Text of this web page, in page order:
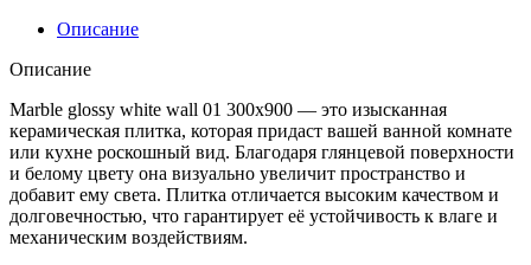
Описание
Описание
Marble glossy white wall 01 300х900 — это изысканная
керамическая плитка, которая придаст вашей ванной комнате
или кухне роскошный вид. Благодаря глянцевой поверхности
и белому цвету она визуально увеличит пространство и
добавит ему света. Плитка отличается высоким качеством и
долговечностью, что гарантирует её устойчивость к влаге и
механическим воздействиям.